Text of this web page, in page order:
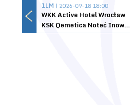
1LM | 2026-09-18 18:00
WKK Active Hotel Wrocław
KSK Qemetica Noteć Inowrocław